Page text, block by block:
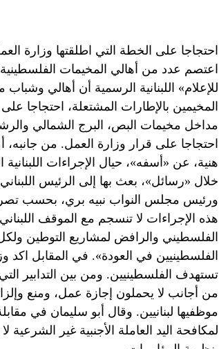
احتجاجا على الخطة التي اطلقتها وزارة
اعتصم عدد من أهالي المخيمات
للإعلام» اللبنانية الرسمية أن أهالي
المخيمين بالإطارات المشتعلة، احتجاجا
مداخل مخيمات البص، البرج الشمالي
احتجاجا على قرار وزارة العمل. من
هنية، عن «أسفه»، حيال الإجراءات
خلال «رسائل»، بعث بها إلى الرئيس
ورئيس مجلس النواب نبيه بري، بحسب
هذه الإجراءات لا تنسجم مع الموقف
الفلسطيني والرافض لمشاريع التوطين
الفلسطينيين في العودة». في المقابل اكد
تستهدف الفلسطينيين. ومن بين التدابير
موظفيها لبنانيين. وقال أبو سليمان في
لمكافحة اليد العاملة الأجنبية غير